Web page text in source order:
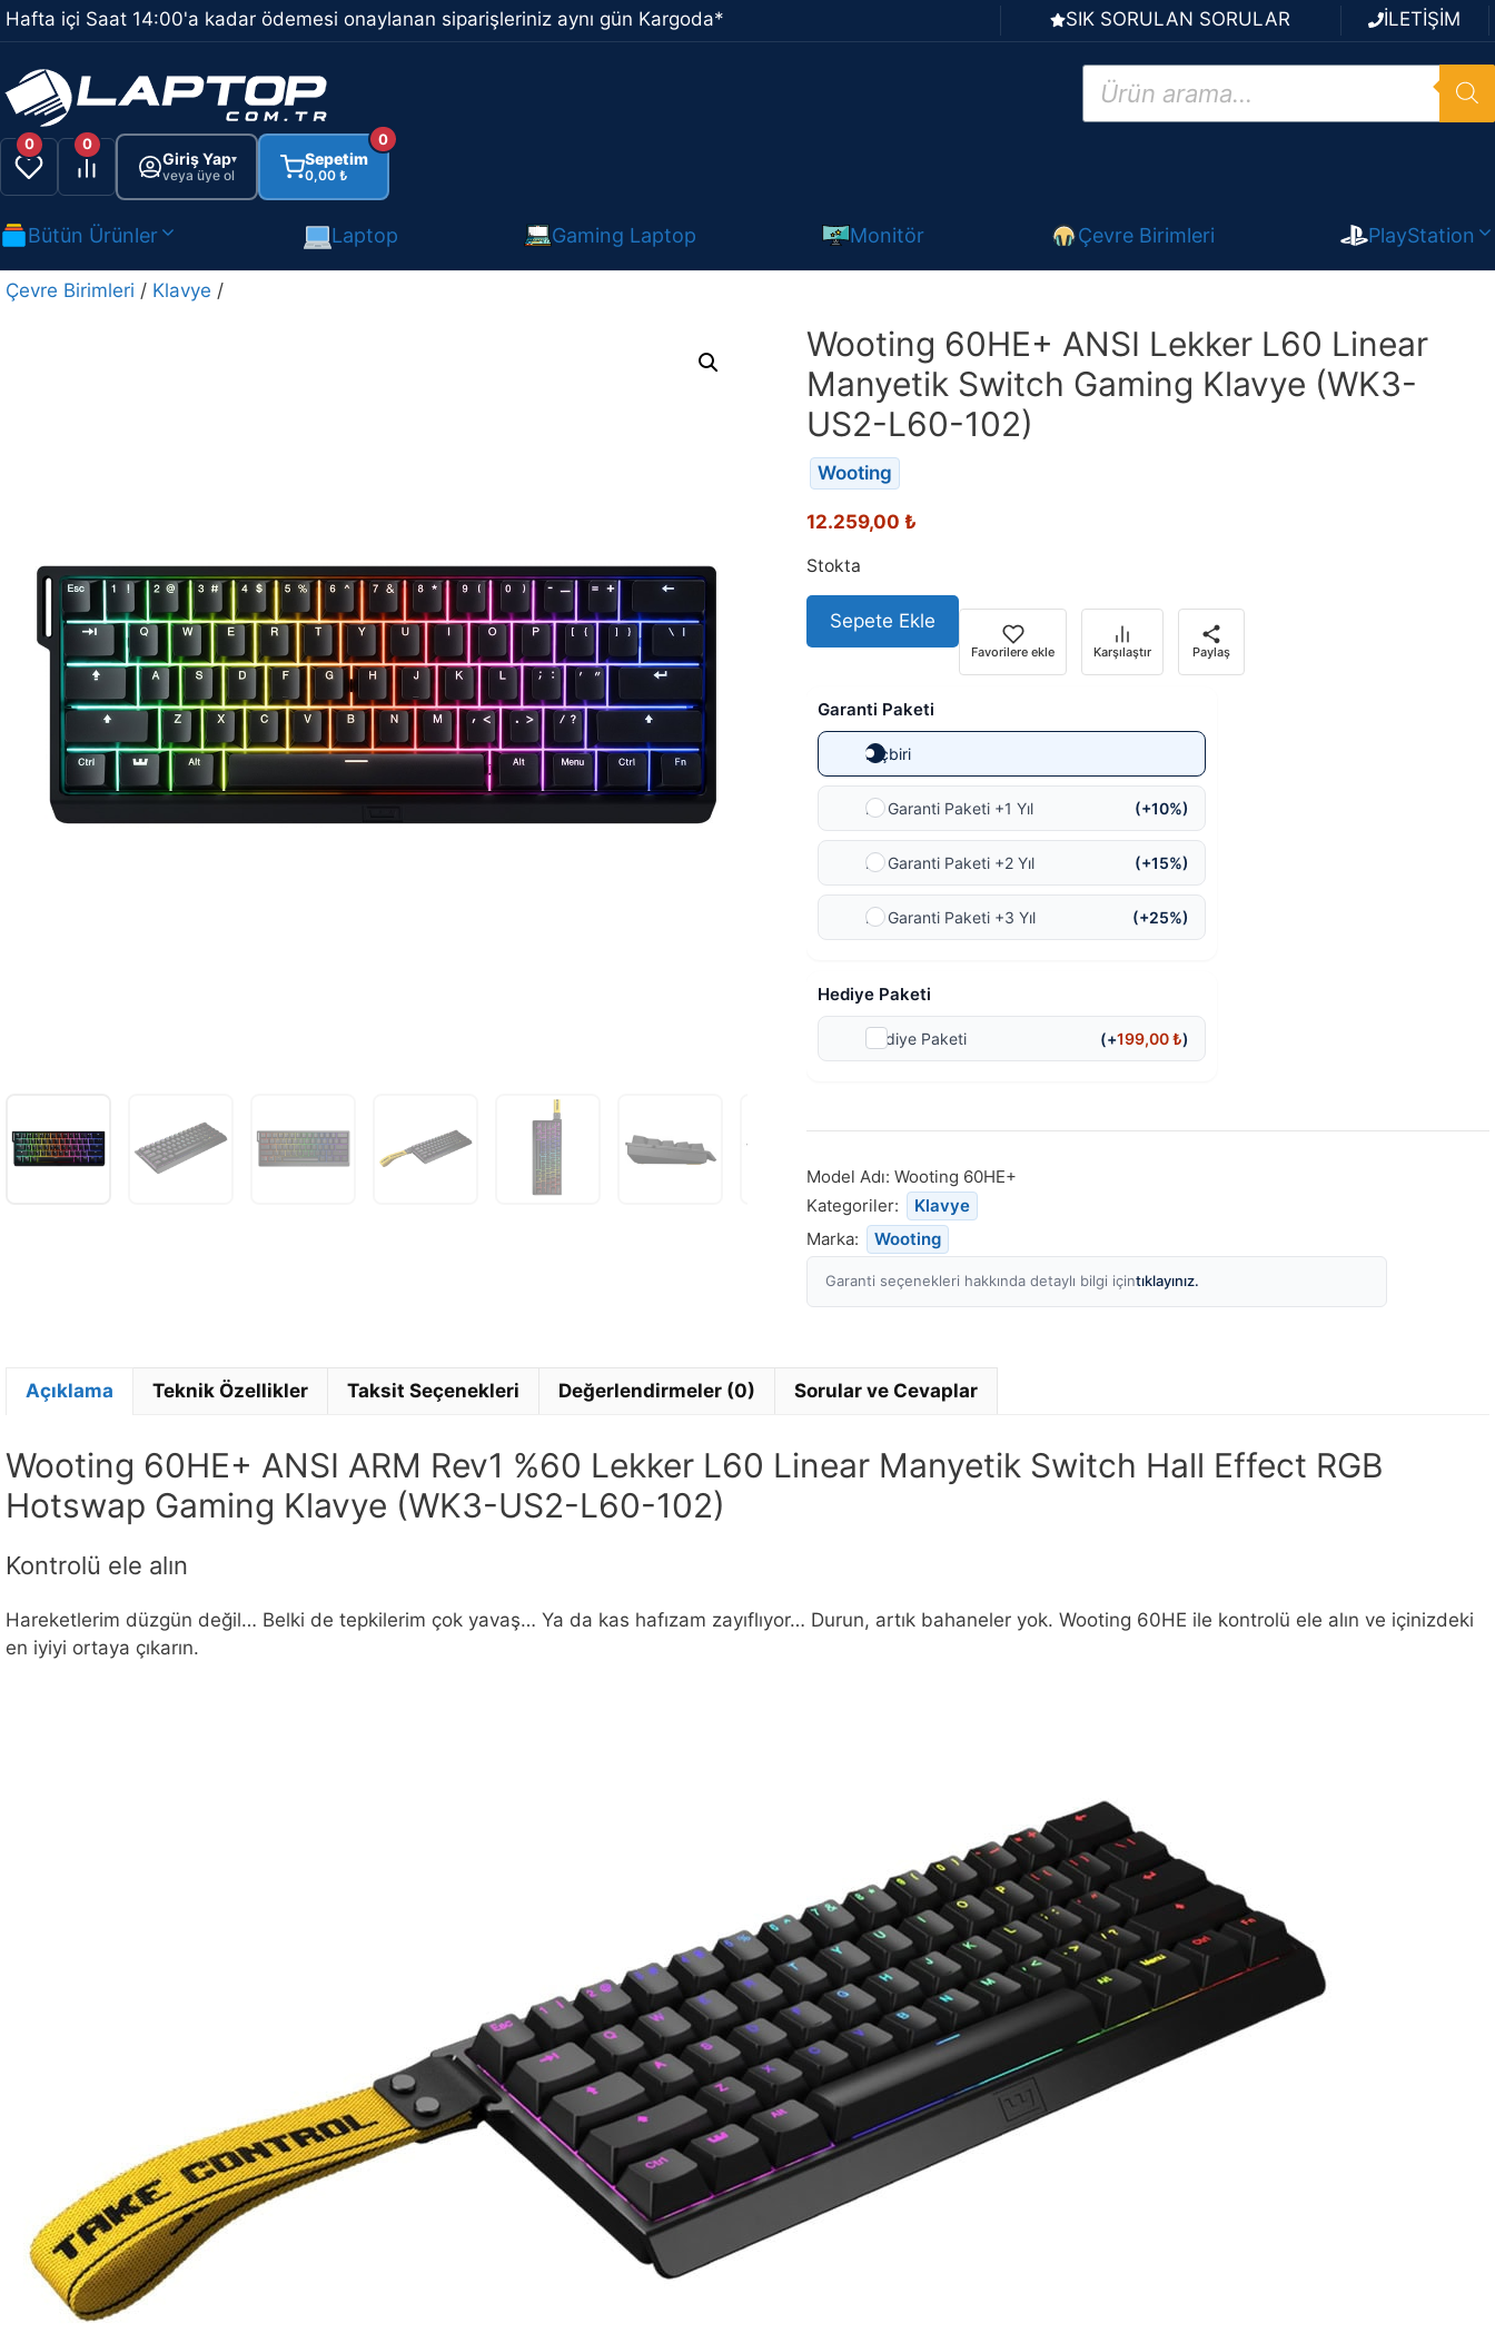
İçeriğe
atla
Hafta içi Saat 14:00'a kadar ödemesi onaylanan siparişleriniz aynı gün Kargoda* SIK SORULAN SORULAR İLETİŞİM
Products
search
0 0
Giriş Yap▾
veya üye ol
Sepetim
0,00 ₺
0
Bütün Ürünler Laptop Gaming Laptop Monitör Çevre Birimleri PlayStation
Çevre Birimleri / Klavye /
Wooting 60HE+ ANSI Lekker L60 Linear
Manyetik Switch Gaming Klavye (WK3-
US2-L60-102)
Wooting
12.259,00 ₺
Stokta
Sepete Ekle
Favorilere ekle Karşılaştır Paylaş
Garanti Paketi
Hiçbiri
Ek Garanti Paketi +1 Yıl (+10%)
Ek Garanti Paketi +2 Yıl (+15%)
Ek Garanti Paketi +3 Yıl (+25%)
Hediye Paketi
Hediye Paketi (+199,00₺)
Model Adı:Wooting 60HE+
Kategoriler:
Klavye
Marka:
Wooting
Garanti seçenekleri hakkında detaylı bilgi içintıklayınız.
Açıklama Teknik Özellikler Taksit Seçenekleri Değerlendirmeler (0) Sorular ve Cevaplar
Wooting 60HE+ ANSI ARM Rev1 %60 Lekker L60 Linear Manyetik Switch Hall Effect RGB
Hotswap Gaming Klavye (WK3-US2-L60-102)
Kontrolü ele alın
Hareketlerim düzgün değil… Belki de tepkilerim çok yavaş… Ya da kas hafızam zayıflıyor… Durun, artık bahaneler yok. Wooting 60HE ile kontrolü ele alın ve içinizdeki
en iyiyi ortaya çıkarın.